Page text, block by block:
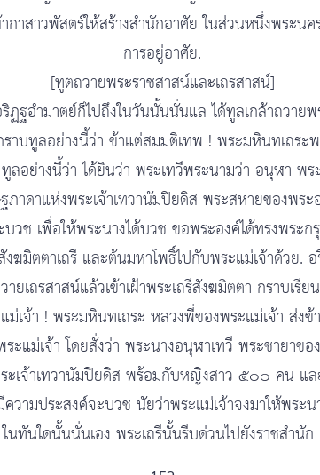
าสาวพัสตร์ให้สร้างสำนักอาศัย ในส่วนหนึ่งพระนค
การอยู่อาศัย.
[ทูตถวายพระราชสาสน์และเถรสาสน์]
ฏฐอำมาตย์ก็ไปถึงในวันนั้นนั่นแล ได้ทูลเกล้าถวายพ
าบทูลอย่างนี้ว่า ข้าแต่สมมติเทพ ! พระมหินทเถระ
ลอย่างนี้ว่า ได้ยินว่า พระเทวีพระนามว่า อนุฬา พร
าดาแห่งพระเจ้าเทวานัมปิยดิส พระสหายของพร
วช เพื่อให้พระนางได้บวช ขอพระองค์ได้ทรงพระก
งฆมิตตาเถรี และต้นมหาโพธิ์ไปกับพระแม่เจ้าด้วย.
ยเถรสาสน์แล้วเข้าเฝ้าพระเถรีสังฆมิตตา กราบเรีย
ม่เจ้า ! พระมหินทเถระ หลวงพี่ของพระแม่เจ้า ส่งข้
ะแม่เจ้า โดยสั่งว่า พระนางอนุฬาเทวี พระชายาข
ะเจ้าเทวานัมปิยดิส พร้อมกับหญิงสาว ๕๐๐ คน แ
ามประสงค์จะบวช นัยว่าพระแม่เจ้าจงมาให้พระน
ทันใดนั้นนั่นเอง พระเถรีนั้นรีบด่วนไปยังราชสำนั